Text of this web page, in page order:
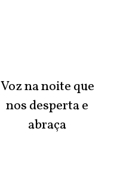
Voz na noite que
nos desperta e
abraça